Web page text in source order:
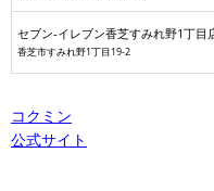
セブン-イレブン香芝すみれ野1丁目
香芝市すみれ野1丁目19-2
コクミン
公式サイト